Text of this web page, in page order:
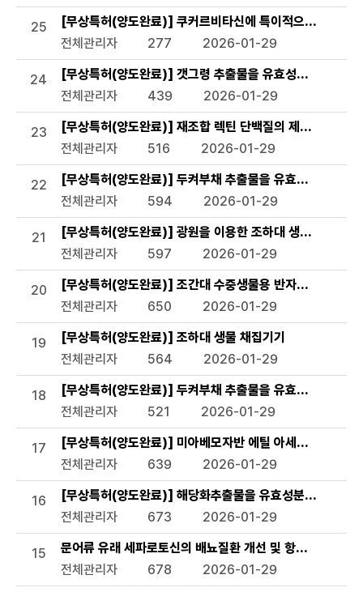
25
[무상특허(양도완료)] 쿠커르비타신에 특이적으로 결합하
전체관리자
277 2026-01-29
24
[무상특허(양도완료)] 갯그령 추출물을 유효성분으로 함유
전체관리자
439 2026-01-29
23
[무상특허(양도완료)] 재조합 렉틴 단백질의 제조방법 및
전체관리자
516 2026-01-29
22
[무상특허(양도완료)] 두켜부채 추출물을 유효성분으로 함
전체관리자
594 2026-01-29
21
[무상특허(양도완료)] 광원을 이용한 조하대 생물 조사장비
전체관리자
597 2026-01-29
20
[무상특허(양도완료)] 조간대 수중생물용 반자동 채집기
전체관리자
650 2026-01-29
19
[무상특허(양도완료)] 조하대 생물 채집기기
전체관리자
564 2026-01-29
18
[무상특허(양도완료)] 두켜부채 추출물을 유효성분으로 함
전체관리자
521 2026-01-29
17
[무상특허(양도완료)] 미아베모자반 에틸 아세테이트 분
전체관리자
639 2026-01-29
16
[무상특허(양도완료)] 해당화추출물을 유효성분으로 함유
전체관리자
673 2026-01-29
15
문어류 유래 세파로토신의 배뇨질환 개선 및 항스트레스 용
전체관리자
678 2026-01-29